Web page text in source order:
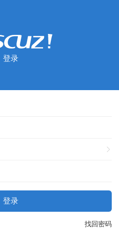
登录
登录
找回密码